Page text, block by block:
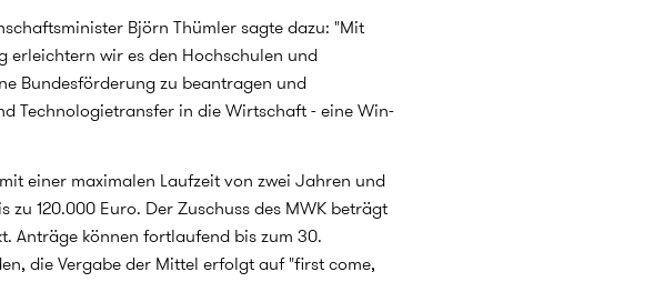
Björn Thümler sagte dazu: "Mit
erleichtern wir es den Hochschulen und
Bundesförderung zu beantragen und
Technologietransfer in die Wirtschaft - eine Win-
einer maximalen Laufzeit von zwei Jahren und
zu 120.000 Euro. Der Zuschuss des MWK beträgt
Anträge können fortlaufend bis zum 30.
die Vergabe der Mittel erfolgt auf "first come,